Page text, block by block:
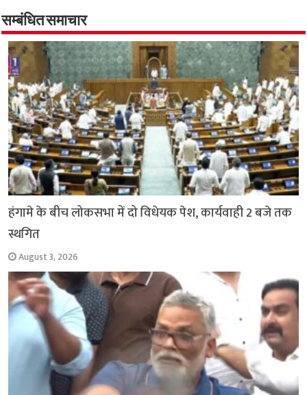
o
o
k
er
p
p
सम्बंधित समाचार
हंगामे के बीच लोकसभा में दो विधेयक पेश, कार्यवाही 2 बजे तक
स्थगित
August 3, 2026